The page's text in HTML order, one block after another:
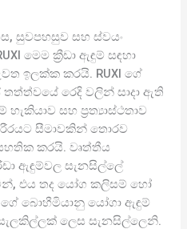
සුවපහසුව සහ ස්වයං
මෙම ක්‍රීඩා ඇඳුම් සඳහා
ඉලක්ක කරයි. RUXI ගේ
රෙදි වලින් සාදා ඇති
සහ ප්‍රත්‍යාස්ථතාව
සීමාවකින් තොරව
කරයි. වෘත්තීය
ඇඳුම්වල සැනසිල්ලේ
එය තද යෝග කලිසම් හෝ
ගේ බොහීමියානු යෝගා ඇඳුම්
ලෙස සැනසිල්ලෙනි.